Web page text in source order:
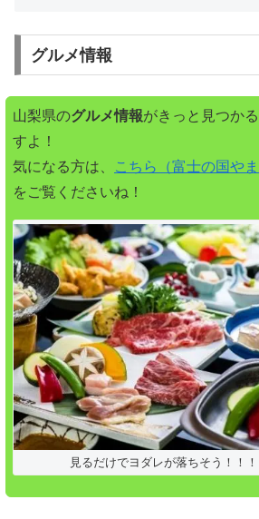
グルメ情報
山梨県のグルメ情報がきっと見つか
すよ！
気になる方は、
こちら（富士の国やま
をご覧くださいね！
見るだけでヨダレが落ちそう！！！